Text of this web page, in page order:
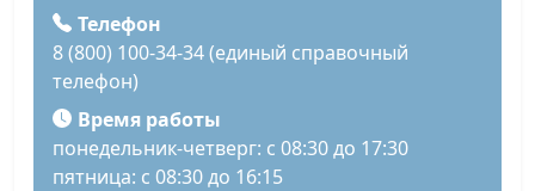
Телефон
8 (800) 100-34-34 (единый справочный
телефон)
Время работы
понедельник-четверг: с 08:30 до 17:30
пятница: с 08:30 до 16:15